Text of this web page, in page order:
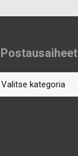
Postausaiheet